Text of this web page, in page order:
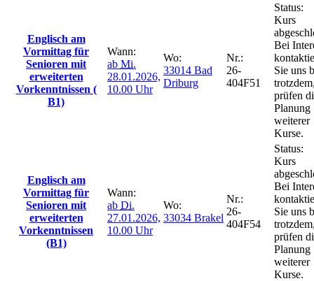
Englisch am
Vormittag für
Senioren mit
erweiterten
Vorkenntnissen (
B1)
Wann:
ab Mi.
28.01.2026,
10.00 Uhr
Wo:
33014 Bad
Driburg
Nr.:
26-
404F51
Status:
Kurs
Bei
Sie uns
prüfen
Planung
weiterer
Kurse.
Englisch am
Vormittag für
Senioren mit
erweiterten
Vorkenntnissen
(B1)
Wann:
ab Di.
27.01.2026,
10.00 Uhr
Wo:
33034 Brakel
Nr.:
26-
404F54
Status:
Kurs
Bei
Sie uns
prüfen
Planung
weiterer
Kurse.